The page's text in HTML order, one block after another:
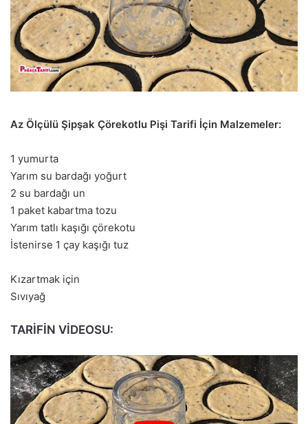
Az Ölçülü Şipşak Çörekotlu Pişi Tarifi İçin Malzemeler:
1 yumurta
Yarım su bardağı yoğurt
2 su bardağı un
1 paket kabartma tozu
Yarım tatlı kaşığı çörekotu
İstenirse 1 çay kaşığı tuz
Kızartmak için
Sıvıyağ
TARİFİN VİDEOSU: